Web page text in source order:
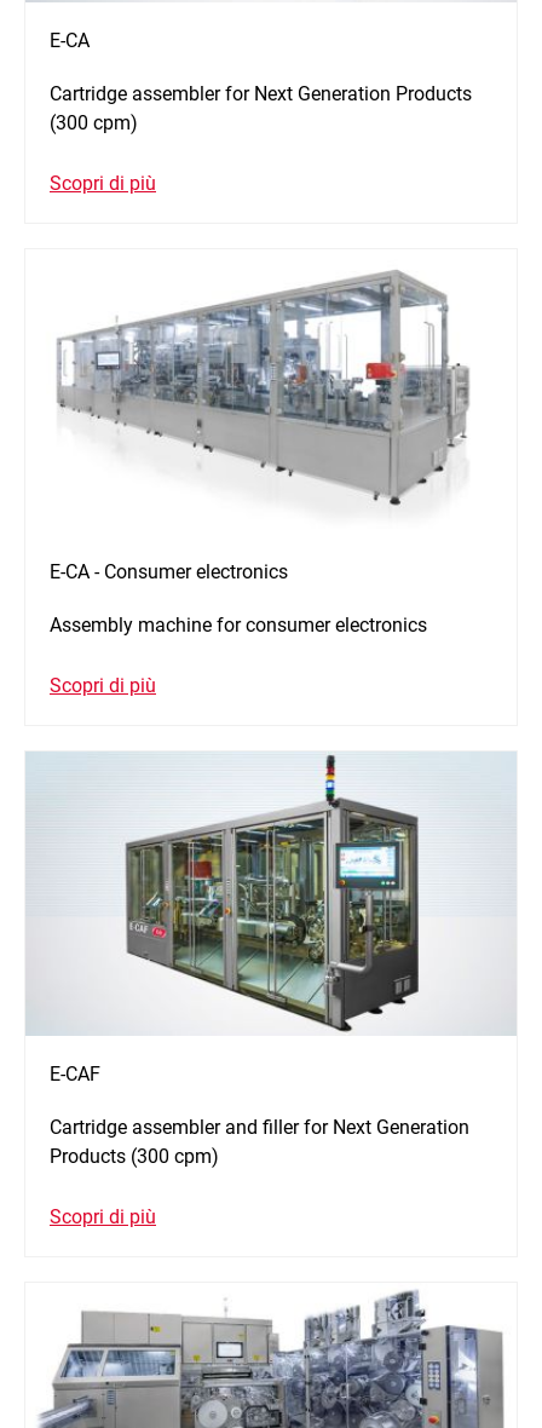
E-CA
Cartridge assembler for Next Generation Products
(300 cpm)
Scopri di più
E-CA - Consumer electronics
Assembly machine for consumer electronics
Scopri di più
E-CAF
Cartridge assembler and filler for Next Generation
Products (300 cpm)
Scopri di più